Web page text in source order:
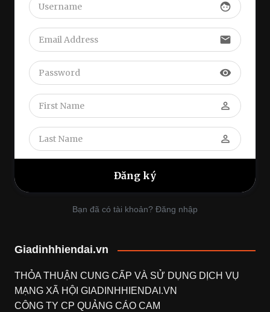
face
email
visibility
perm_identity
perm_identity
Bạn đã có tài khoản? Đăng nhập
Giadinhhiendai.vn
THỎA THUẬN CUNG CẤP VÀ SỬ DỤNG DỊCH VỤ
MẠNG XÃ HỘI GIADINHHIENDAI.VN
CÔNG TY CP QUẢNG CÁO CAM